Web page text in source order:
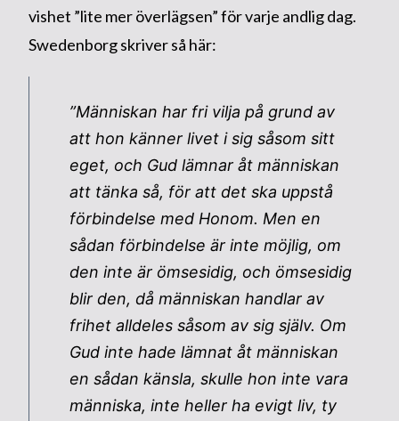
vishet ”lite mer överlägsen” för varje andlig dag.
Swedenborg skriver så här:
”Människan har fri vilja på grund av
att hon känner livet i sig såsom sitt
eget, och Gud lämnar åt människan
att tänka så, för att det ska uppstå
förbindelse med Honom. Men en
sådan förbindelse är inte möjlig, om
den inte är ömsesidig, och ömsesidig
blir den, då människan handlar av
frihet alldeles såsom av sig själv. Om
Gud inte hade lämnat åt människan
en sådan känsla, skulle hon inte vara
människa, inte heller ha evigt liv, ty